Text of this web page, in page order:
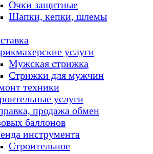
Очки защитные
Шапки, кепки, шлемы
услуги
Мужская стрижка
Стрижки для мужчин
техники
услуги
продажа обмен
баллонов
инструмента
Строительное